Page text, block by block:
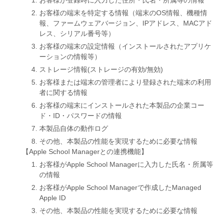
お客様の端末を特定する情報（端末のOS情報、機種情
報、ファームウェアバージョン、IPアドレス、MACアド
レス、シリアル番号等）
お客様の端末の設定情報（インストールされたアプリケ
ーションの情報等）
ストレージ情報(ストレージの有効/無効)
お客様または端末の管理者により登録された端末の利用
者に関する情報
お客様の端末にインストールされた本製品の企業コー
ド・ID・パスワードの情報
本製品自体の動作ログ
その他、本製品の性能を実現するために必要な情報
【Apple School Managerとの連携機能】
お客様がApple School Managerに入力した氏名・所属等
の情報
お客様がApple School Managerで作成したManaged
Apple ID
その他、本製品の性能を実現するために必要な情報